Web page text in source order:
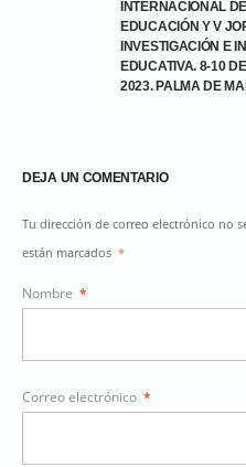
INTERNACIONAL
EDUCACIÓN Y V
INVESTIGACIÓN E
EDUCATIVA. 8-10
2023. PALMA DE
DEJA UN COMENTARIO
Tu dirección de correo electrónico no
están marcados *
Nombre *
Correo electrónico *